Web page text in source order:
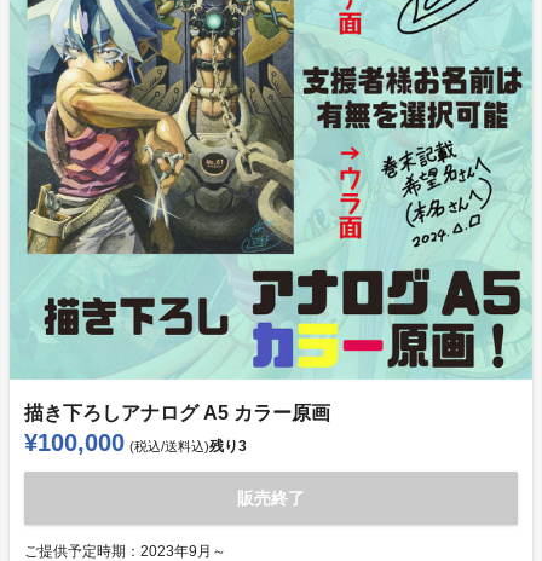
描き下ろしアナログ A5 カラー原画
¥100,000 (税込/送料込)残り3
販売終了
ご提供予定時期： 2023年9月～